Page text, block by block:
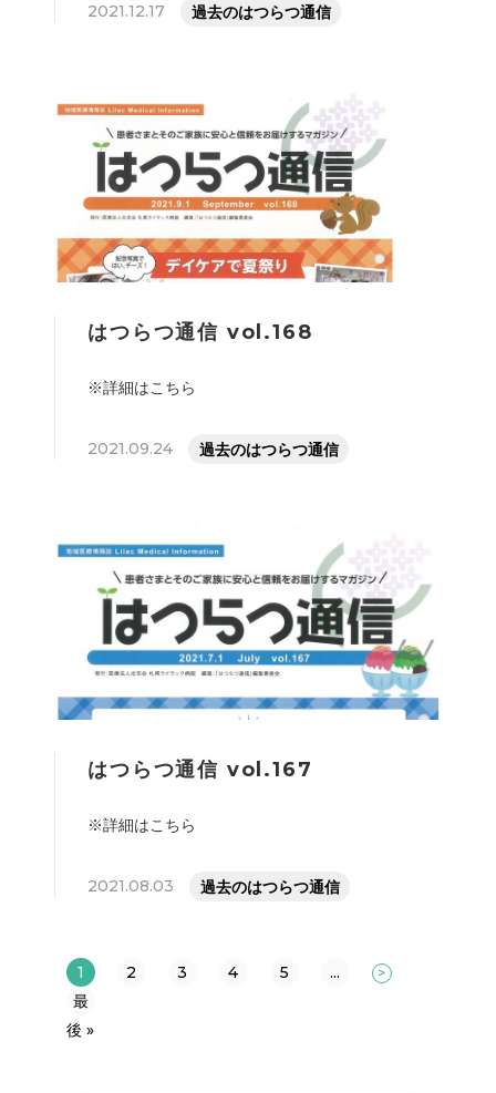
2021.12.17 過去のはつらつ通信
はつらつ通信 vol.168
※詳細はこちら
2021.09.24 過去のはつらつ通信
はつらつ通信 vol.167
※詳細はこちら
2021.08.03 過去のはつらつ通信
1 2 3 4 5 ... >
最
後 »